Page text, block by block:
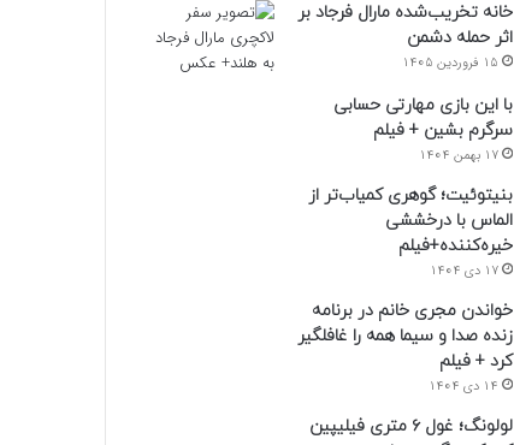
خانه تخریب‌شده مارال فرجاد بر
اثر حمله دشمن
15 فروردین 1405
با این بازی مهارتی حسابی
سرگرم بشین + فیلم
17 بهمن 1404
بنیتوئیت؛ گوهری کمیاب‌تر از
الماس با درخششی
خیره‌کننده+فیلم
17 دی 1404
خواندن مجری خانم در برنامه
زنده صدا و سیما همه را غافلگیر
کرد + فیلم
14 دی 1404
لولونگ؛ غول ۶ متری فیلیپین